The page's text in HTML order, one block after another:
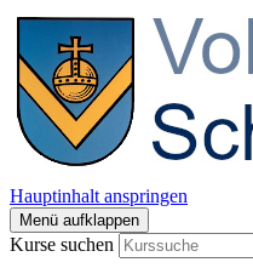
Hauptinhalt anspringen
Menü aufklappen
Kurse suchen